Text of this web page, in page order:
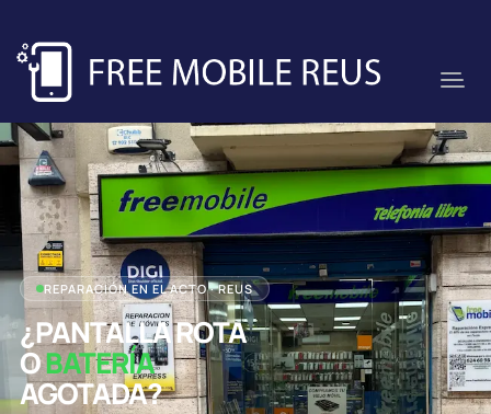
REPARACIÓN EN EL ACTO · REUS
¿PANTALLA ROTA
OBATERÍA
AGOTADA?